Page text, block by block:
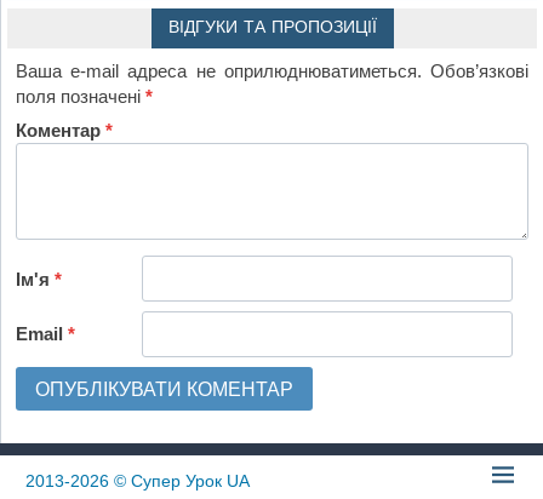
ВІДГУКИ ТА ПРОПОЗИЦІЇ
Ваша e-mail адреса не оприлюднюватиметься. Обов’язкові
поля позначені*
Коментар*
Ім'я*
Email*
2013-2026 © Супер Урок UA